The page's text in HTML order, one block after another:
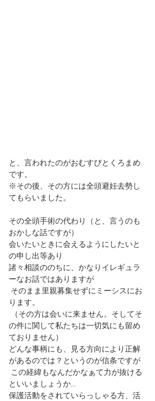
と、言われたのがおむすびとくろまめ
です。
※その後、その方には全頭避妊去勢し
てもらいました。
その全頭手術の代わり（と、言うのも
おかしな話ですが）
会いたいときに会えるようにしたいと
の申し出等あり
諸々相談ののちに、かなりイレギュラ
ーなお話ではありますが
ります。
（その方は会いに来ません。そしてそ
の件に関して私たちは一切気にも留め
ておりません）
どんな事柄にも、見る方向により正解
があるのでは？というのが信条ですが
この経緯もなんだかなぁて力が抜ける
といいましょうか…
保護活動をされていらっしゃる方、活